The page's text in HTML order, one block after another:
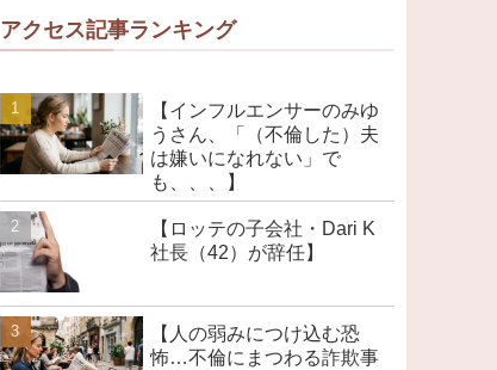
アクセス記事ランキング
【インフルエンサーのみゆ
うさん、「（不倫した）夫
は嫌いになれない」で
も、、、】
【ロッテの子会社・Dari K
社長（42）が辞任】
【人の弱みにつけ込む恐
怖…不倫にまつわる詐欺事